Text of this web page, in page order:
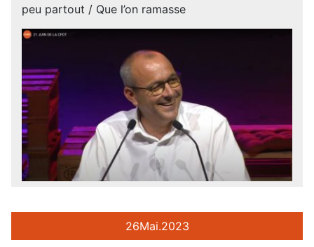
peu partout / Que l’on ramasse
26Mai.2023